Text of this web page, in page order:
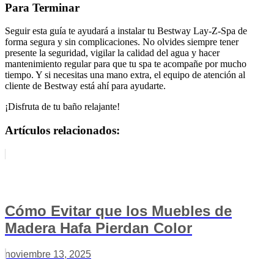
Para Terminar
Seguir esta guía te ayudará a instalar tu Bestway Lay-Z-Spa de
forma segura y sin complicaciones. No olvides siempre tener
presente la seguridad, vigilar la calidad del agua y hacer
mantenimiento regular para que tu spa te acompañe por mucho
tiempo. Y si necesitas una mano extra, el equipo de atención al
cliente de Bestway está ahí para ayudarte.
¡Disfruta de tu baño relajante!
Artículos relacionados:
Cómo Evitar que los Muebles de
Madera Hafa Pierdan Color
noviembre 13, 2025